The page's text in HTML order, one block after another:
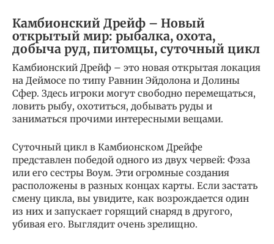
Камбионский Дрейф – Новый
открытый мир: рыбалка, охота,
добыча руд, питомцы, суточный цикл
Камбионский Дрейф – это новая открытая локация
на Деймосе по типу Равнин Эйдолона и Долины
Сфер. Здесь игроки могут свободно перемещаться,
ловить рыбу, охотиться, добывать руды и
заниматься прочими интересными вещами.
Суточный цикл в Камбионском Дрейфе
представлен победой одного из двух червей: Фэза
или его сестры Воум. Эти огромные создания
расположены в разных концах карты. Если застать
смену цикла, вы увидите, как возрождается один
из них и запускает горящий снаряд в другого,
убивая его. Выглядит очень зрелищно.